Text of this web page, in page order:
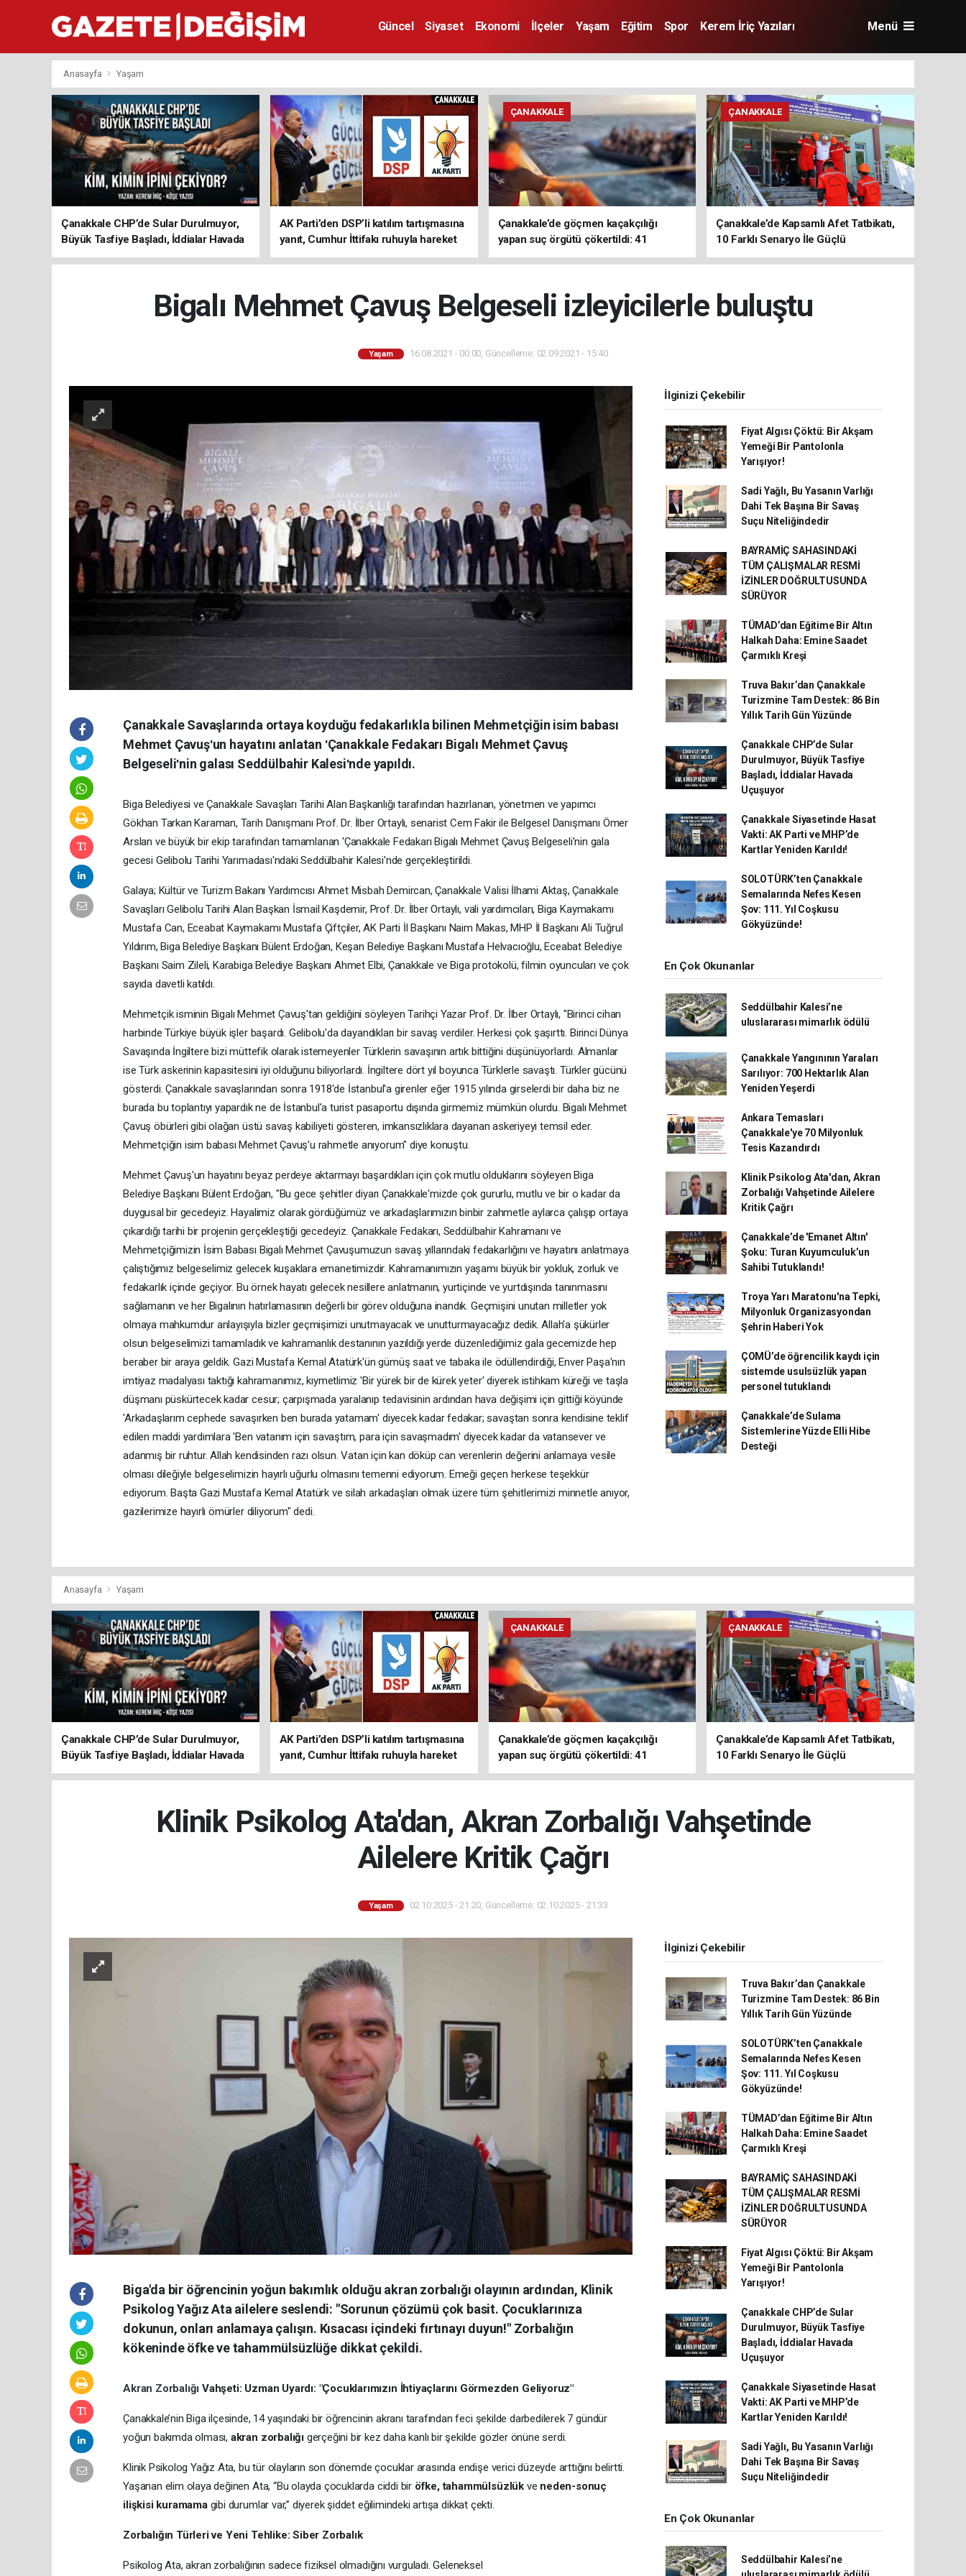
Güncel Siyaset Ekonomi İlçeler Yaşam Eğitim Spor Kerem İriç Yazıları Menü
Anasayfa Yaşam
Çanakkale CHP’de Sular Durulmuyor,
Büyük Tasfiye Başladı, İddialar Havada
Uçuşuyor
AK Parti’den DSP’li katılım tartışmasına
yanıt, Cumhur İttifakı ruhuyla hareket
ediyoruz
ÇANAKKALE
Çanakkale’de göçmen kaçakçılığı
yapan suç örgütü çökertildi: 41
tutuklama
ÇANAKKALE
Çanakkale’de Kapsamlı Afet Tatbikatı,
10 Farklı Senaryo İle Güçlü
Koordinasyon
Bigalı Mehmet Çavuş Belgeseli izleyicilerle buluştu
Yaşam 16.08.2021 - 00:00, Güncelleme: 02.09.2021 - 15:40
Çanakkale Savaşlarında ortaya koyduğu fedakarlıkla bilinen Mehmetçiğin isim babası
Mehmet Çavuşʹun hayatını anlatan ʹÇanakkale Fedakarı Bigalı Mehmet Çavuş
Belgeseliʹnin galası Seddülbahir Kalesiʹnde yapıldı.
Biga Belediyesi ve Çanakkale Savaşları Tarihi Alan Başkanlığı tarafından hazırlanan, yönetmen ve yapımcı
Gökhan Tarkan Karaman, Tarih Danışmanı Prof. Dr. İlber Ortaylı, senarist Cem Fakir ile Belgesel Danışmanı Ömer
Arslan ve büyük bir ekip tarafından tamamlanan 'Çanakkale Fedakarı Bigalı Mehmet Çavuş Belgeseli'nin gala
gecesi Gelibolu Tarihi Yarımadası'ndaki Seddülbahir Kalesi'nde gerçekleştirildi.
Galaya; Kültür ve Turizm Bakanı Yardımcısı Ahmet Misbah Demircan, Çanakkale Valisi İlhami Aktaş, Çanakkale
Savaşları Gelibolu Tarihi Alan Başkan İsmail Kaşdemir, Prof. Dr. İlber Ortaylı, vali yardımcıları, Biga Kaymakamı
Mustafa Can, Eceabat Kaymakamı Mustafa Çiftçiler, AK Parti İl Başkanı Naim Makas, MHP İl Başkanı Ali Tuğrul
Yıldırım, Biga Belediye Başkanı Bülent Erdoğan, Keşan Belediye Başkanı Mustafa Helvacıoğlu, Eceabat Belediye
Başkanı Saim Zileli, Karabiga Belediye Başkanı Ahmet Elbi, Çanakkale ve Biga protokolü, filmin oyuncuları ve çok
sayıda davetli katıldı.
Mehmetçik isminin Bigalı Mehmet Çavuş'tan geldiğini söyleyen Tarihçi Yazar Prof. Dr. İlber Ortaylı, "Birinci cihan
harbinde Türkiye büyük işler başardı. Gelibolu'da dayandıkları bir savaş verdiler. Herkesi çok şaşırttı. Birinci Dünya
Savaşında İngiltere bizi müttefik olarak istemeyenler Türklerin savaşının artık bittiğini düşünüyorlardı. Almanlar
ise Türk askerinin kapasitesini iyi olduğunu biliyorlardı. İngiltere dört yıl boyunca Türklerle savaştı. Türkler gücünü
gösterdi. Çanakkale savaşlarından sonra 1918'de İstanbul'a girenler eğer 1915 yılında girselerdi bir daha biz ne
burada bu toplantıyı yapardık ne de İstanbul'a turist pasaportu dışında girmemiz mümkün olurdu. Bigalı Mehmet
Çavuş öbürleri gibi olağan üstü savaş kabiliyeti gösteren, imkansızlıklara dayanan askeriyeyi temsil eder.
Mehmetçiğin isim babası Mehmet Çavuş'u rahmetle anıyorum" diye konuştu.
Mehmet Çavuş'un hayatını beyaz perdeye aktarmayı başardıkları için çok mutlu olduklarını söyleyen Biga
Belediye Başkanı Bülent Erdoğan, "Bu gece şehitler diyarı Çanakkale'mizde çok gururlu, mutlu ve bir o kadar da
duygusal bir gecedeyiz. Hayalimiz olarak gördüğümüz ve arkadaşlarımızın binbir zahmetle aylarca çalışıp ortaya
çıkardığı tarihi bir projenin gerçekleştiği gecedeyiz. Çanakkale Fedakarı, Seddülbahir Kahramanı ve
Mehmetçiğimizin İsim Babası Bigalı Mehmet Çavuşumuzun savaş yıllarındaki fedakarlığını ve hayatını anlatmaya
çalıştığımız belgeselimiz gelecek kuşaklara emanetimizdir. Kahramanımızın yaşamı büyük bir yokluk, zorluk ve
fedakarlık içinde geçiyor. Bu örnek hayatı gelecek nesillere anlatmanın, yurtiçinde ve yurtdışında tanınmasını
sağlamanın ve her Bigalının hatırlamasının değerli bir görev olduğuna inandık. Geçmişini unutan milletler yok
olmaya mahkumdur anlayışıyla bizler geçmişimizi unutmayacak ve unutturmayacağız dedik. Allah'a şükürler
olsun belgeselimizi tamamladık ve kahramanlık destanının yazıldığı yerde düzenlediğimiz gala gecemizde hep
beraber bir araya geldik. Gazi Mustafa Kemal Atatürk'ün gümüş saat ve tabaka ile ödüllendirdiği, Enver Paşa'nın
imtiyaz madalyası taktığı kahramanımız, kıymetlimiz 'Bir yürek bir de kürek yeter' diyerek istihkam küreği ve taşla
düşmanı püskürtecek kadar cesur; çarpışmada yaralanıp tedavisinin ardından hava değişimi için gittiği köyünde
'Arkadaşlarım cephede savaşırken ben burada yatamam' diyecek kadar fedakar; savaştan sonra kendisine teklif
edilen maddi yardımlara 'Ben vatanım için savaştım, para için savaşmadım' diyecek kadar da vatansever ve
adanmış bir ruhtur. Allah kendisinden razı olsun. Vatan için kan döküp can verenlerin değerini anlamaya vesile
olması dileğiyle belgeselimizin hayırlı uğurlu olmasını temenni ediyorum. Emeği geçen herkese teşekkür
ediyorum. Başta Gazi Mustafa Kemal Atatürk ve silah arkadaşları olmak üzere tüm şehitlerimizi minnetle anıyor,
gazilerimize hayırlı ömürler diliyorum" dedi.
İlginizi Çekebilir
Fiyat Algısı Çöktü: Bir Akşam
Yemeği Bir Pantolonla
Yarışıyor!
Sadi Yağlı, Bu Yasanın Varlığı
Dahi Tek Başına Bir Savaş
Suçu Niteliğindedir
BAYRAMİÇ SAHASINDAKİ
TÜM ÇALIŞMALAR RESMİ
İZİNLER DOĞRULTUSUNDA
SÜRÜYOR
TÜMAD’dan Eğitime Bir Altın
Halkah Daha: Emine Saadet
Çarmıklı Kreşi
Truva Bakır’dan Çanakkale
Turizmine Tam Destek: 86 Bin
Yıllık Tarih Gün Yüzünde
Çanakkale CHP’de Sular
Durulmuyor, Büyük Tasfiye
Başladı, İddialar Havada
Uçuşuyor
Çanakkale Siyasetinde Hasat
Vakti: AK Parti ve MHP’de
Kartlar Yeniden Karıldı!
SOLOTÜRK’ten Çanakkale
Semalarında Nefes Kesen
Şov: 111. Yıl Coşkusu
Gökyüzünde!
En Çok Okunanlar
Seddülbahir Kalesi’ne
uluslararası mimarlık ödülü
Çanakkale Yangınının Yaraları
Sarılıyor: 700 Hektarlık Alan
Yeniden Yeşerdi
Ankara Temasları
Çanakkale'ye 70 Milyonluk
Tesis Kazandırdı
Klinik Psikolog Ata'dan, Akran
Zorbalığı Vahşetinde Ailelere
Kritik Çağrı
Çanakkale’de 'Emanet Altın'
Şoku: Turan Kuyumculuk’un
Sahibi Tutuklandı!
Troya Yarı Maratonu'na Tepki,
Milyonluk Organizasyondan
Şehrin Haberi Yok
ÇOMÜ’de öğrencilik kaydı için
sistemde usulsüzlük yapan
personel tutuklandı
Çanakkale’de Sulama
Sistemlerine Yüzde Elli Hibe
Desteği
Anasayfa Yaşam
Çanakkale CHP’de Sular Durulmuyor,
Büyük Tasfiye Başladı, İddialar Havada
Uçuşuyor
AK Parti’den DSP’li katılım tartışmasına
yanıt, Cumhur İttifakı ruhuyla hareket
ediyoruz
ÇANAKKALE
Çanakkale’de göçmen kaçakçılığı
yapan suç örgütü çökertildi: 41
tutuklama
ÇANAKKALE
Çanakkale’de Kapsamlı Afet Tatbikatı,
10 Farklı Senaryo İle Güçlü
Koordinasyon
Klinik Psikolog Ata'dan, Akran Zorbalığı Vahşetinde
Ailelere Kritik Çağrı
Yaşam 02.10.2025 - 21:20, Güncelleme: 02.10.2025 - 21:33
Biga'da bir öğrencinin yoğun bakımlık olduğu akran zorbalığı olayının ardından, Klinik
Psikolog Yağız Ata ailelere seslendi: "Sorunun çözümü çok basit. Çocuklarınıza
dokunun, onları anlamaya çalışın. Kısacası içindeki fırtınayı duyun!" Zorbalığın
kökeninde öfke ve tahammülsüzlüğe dikkat çekildi.
Akran ZorbalığıVahşeti: Uzman Uyardı: "Çocuklarımızın İhtiyaçlarını Görmezden Geliyoruz"
Çanakkale’nin Biga ilçesinde, 14 yaşındaki bir öğrencinin akranı tarafından feci şekilde darbedilerek 7 gündür
yoğun bakımda olması, akran zorbalığıgerçeğini bir kez daha kanlı bir şekilde gözler önüne serdi.
Klinik Psikolog Yağız Ata, bu tür olayların son dönemde çocuklar arasında endişe verici düzeyde arttığını belirtti.
Yaşanan elim olaya değinen Ata, “Bu olayda çocuklarda ciddi bir öfke, tahammülsüzlükve neden-sonuç
ilişkisi kuramamagibi durumlar var,” diyerek şiddet eğilimindeki artışa dikkat çekti.
Zorbalığın Türleri ve Yeni Tehlike: Siber Zorbalık
Psikolog Ata, akran zorbalığının sadece fiziksel olmadığını vurguladı. Geleneksel
İlginizi Çekebilir
Truva Bakır’dan Çanakkale
Turizmine Tam Destek: 86 Bin
Yıllık Tarih Gün Yüzünde
SOLOTÜRK’ten Çanakkale
Semalarında Nefes Kesen
Şov: 111. Yıl Coşkusu
Gökyüzünde!
TÜMAD’dan Eğitime Bir Altın
Halkah Daha: Emine Saadet
Çarmıklı Kreşi
BAYRAMİÇ SAHASINDAKİ
TÜM ÇALIŞMALAR RESMİ
İZİNLER DOĞRULTUSUNDA
SÜRÜYOR
Fiyat Algısı Çöktü: Bir Akşam
Yemeği Bir Pantolonla
Yarışıyor!
Çanakkale CHP’de Sular
Durulmuyor, Büyük Tasfiye
Başladı, İddialar Havada
Uçuşuyor
Çanakkale Siyasetinde Hasat
Vakti: AK Parti ve MHP’de
Kartlar Yeniden Karıldı!
Sadi Yağlı, Bu Yasanın Varlığı
Dahi Tek Başına Bir Savaş
Suçu Niteliğindedir
En Çok Okunanlar
Seddülbahir Kalesi’ne